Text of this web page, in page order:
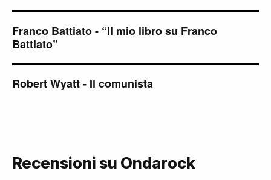
Franco Battiato - “Il mio libro su Franco
Battiato”
Robert Wyatt - Il comunista
Recensioni su Ondarock